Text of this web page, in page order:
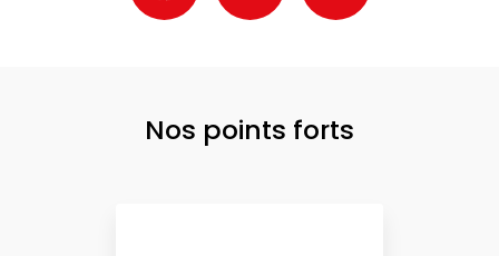
Nos points forts